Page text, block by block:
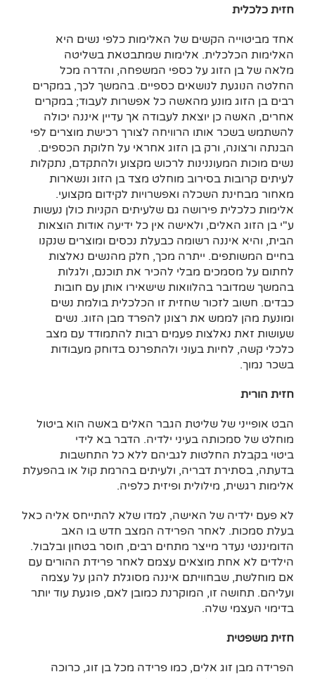
חזית כלכלית
אחד מביטוייה הקשים של האלימות כלפי נשים היא
האלימות הכלכלית. אלימות שמתבטאת בשליטה
מלאה של בן הזוג על כספי המשפחה, והדרה מכל
החלטה הנוגעת לנושאים כספיים. בהמשך לכך, במקרים
רבים בן הזוג מונע מהאשה כל אפשרות לעבוד; במקרים
אחרים, האשה כן יוצאת לעבודה אך עדיין איננה יכולה
להשתמש בשכר אותו הרוויחה לצורך רכישת מוצרים לפי
הבנתה ורצונה, ורק בן הזוג אחראי על חלוקת הכספים.
נשים מוכות המעוננינות לרכוש מקצוע ולהתקדם, נתקלות
לעיתים קרובות בסירוב מוחלט מצד בן הזוג ונשארות
מאחור מבחינת השכלה ואפשרויות לקידום מקצועי.
אלימות כלכלית פירושה גם שלעיתים הקניות כולן נעשות
ע"י בן הזוג האלים, ולאישה אין כל ידיעה אודות הוצאות
הבית, והיא איננה רשומה כבעלת נכסים ומוצרים שנקנו
בחיים המשותפים. ייתרה מכך, חלק מהנשים נאלצות
לחתום על מסמכים מבלי להכיר את תוכנם, ולגלות
בהמשך שמדובר בהלוואות שישאירו אותן עם חובות
כבדים. חשוב לזכור שחזית זו הכלכלית בולמת נשים
ומונעת מהן לממש את רצונן להפרד מבן הזוג. נשים
שעושות זאת נאלצות פעמים רבות להתמודד עם מצב
כלכלי קשה, לחיות בעוני ולהתפרנס בדוחק מעבודות
בשכר נמוך.
חזית הורית
הבט אופייני של שליטת הגבר האלים באשה הוא ביטול
מוחלט של סמכותה בעיני ילדיה. הדבר בא לידי
ביטוי בקבלת החלטות לגביהם ללא כל התחשבות
בדעתה, בסתירת דבריה, ולעיתים בהרמת קול או בהפעלת
אלימות רגשית, מילולית ופיזית כלפיה.
לא פעם ילדיה של האישה, למדו שלא להתייחס אליה כאל
בעלת סמכות. לאחר הפרידה המצב חדש בו האב
הדומיננטי נעדר מייצר מתחים רבים, חוסר בטחון ובלבול.
הילדים לא אחת מוצאים עצמם לאחר פרידת ההורים עם
אם מוחלשת, שבחוויתם איננה מסוגלת להגן על עצמה
ועליהם. תחושה זו, המוקרנת כמובן לאם, פוגעת עוד יותר
בדימוי העצמי שלה.
חזית משפטית
הפרידה מבן זוג אלים, כמו פרידה מכל בן זוג, כרוכה